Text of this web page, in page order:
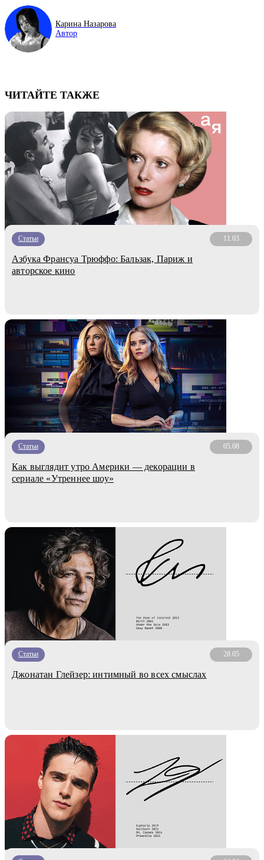
Карина Назарова
Автор
ЧИТАЙТЕ ТАКЖЕ
Статьи 11.03
Азбука Франсуа Трюффо: Бальзак, Париж и
авторское кино
Статьи 05.08
Как выглядит утро Америки — декорации в
сериале «Утреннее шоу»
Статьи 28.05
Джонатан Глейзер: интимный во всех смыслах